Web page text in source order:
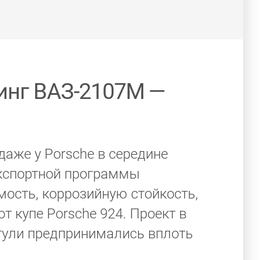
ВАЗ-2107М —
у Porsche в середине
программы
коррозийную стойкость,
купе Porsche 924. Проект в
предпринимались вплоть